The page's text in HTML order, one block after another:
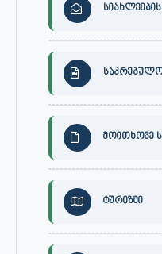
მოითხოვე
ტურიზმი